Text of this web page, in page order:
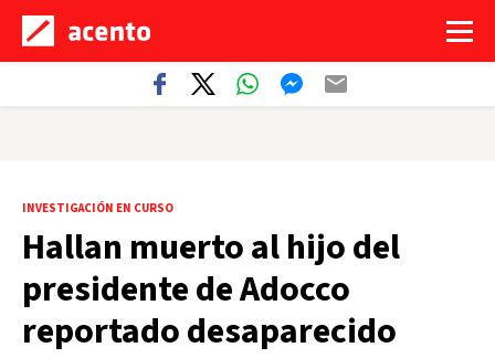
INVESTIGACIÓN EN CURSO
Hallan muerto al hijo del
presidente de Adocco
reportado desaparecido